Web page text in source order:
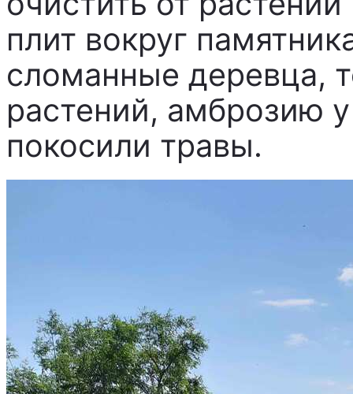
плит вокруг
сломанные деревца,
растений, амброзию
покосили травы.